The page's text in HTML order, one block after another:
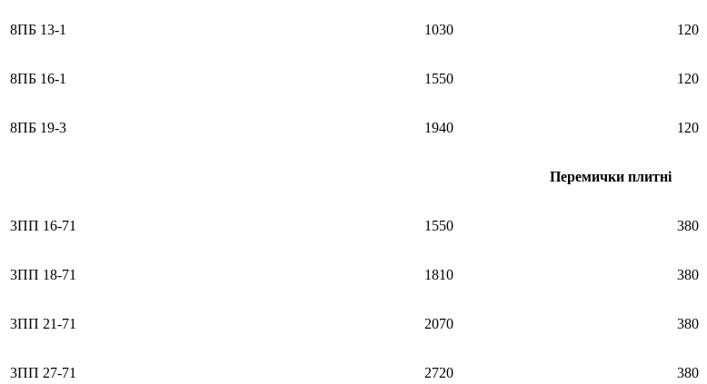
8ПБ 13-1 1030 120
8ПБ 16-1 1550 120
8ПБ 19-3 1940 120
Перемички плитні
3ПП 16-71 1550 380
3ПП 18-71 1810 380
3ПП 21-71 2070 380
3ПП 27-71 2720 380